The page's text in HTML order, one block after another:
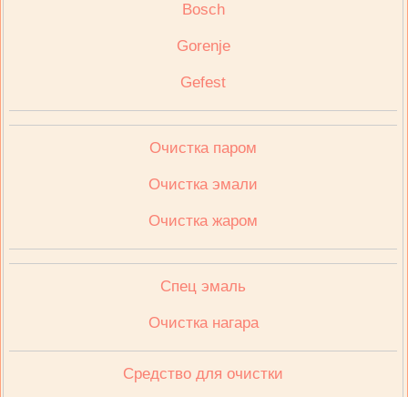
Bosch
Gorenje
Gefest
Очистка паром
Очистка эмали
Очистка жаром
Спец эмаль
Очистка нагара
Средство для очистки